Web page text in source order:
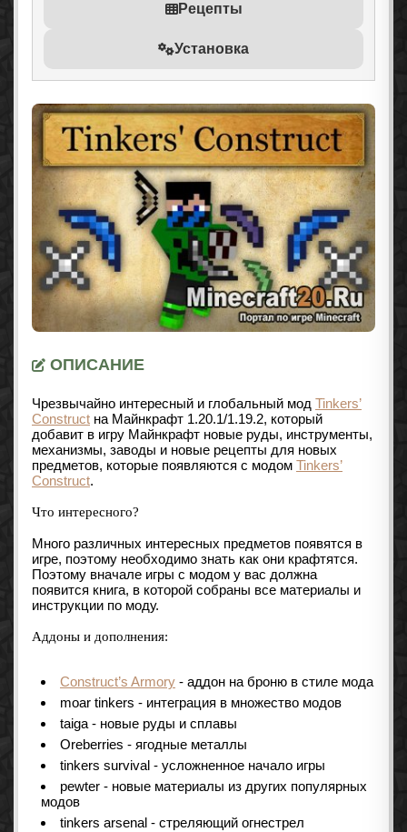
Рецепты
Установка
ОПИСАНИЕ
Чрезвычайно интересный и глобальный мод Tinkers’
Construct на Майнкрафт 1.20.1/1.19.2, который
добавит в игру Майнкрафт новые руды, инструменты,
механизмы, заводы и новые рецепты для новых
предметов, которые появляются с модом Tinkers’
Construct.
Что интересного?
Много различных интересных предметов появятся в
игре, поэтому необходимо знать как они крафтятся.
Поэтому вначале игры с модом у вас должна
появится книга, в которой собраны все материалы и
инструкции по моду.
Аддоны и дополнения:
Construct’s Armory - аддон на броню в стиле мода
moar tinkers - интеграция в множество модов
taiga - новые руды и сплавы
Oreberries - ягодные металлы
tinkers survival - усложненное начало игры
pewter - новые материалы из других популярных
модов
tinkers arsenal - стреляющий огнестрел